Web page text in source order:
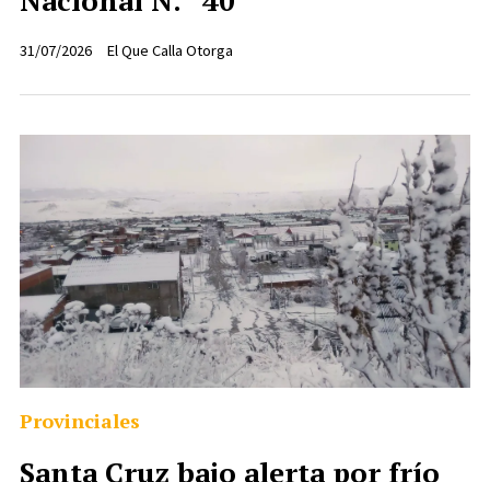
El Que Calla Otorga
31/07/2026
Santa Cruz bajo alerta por frío
Provinciales